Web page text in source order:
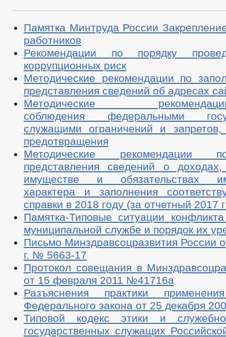
Памятка Минтруда России
работников
Рекомендации по порядку
коррупционных риск
Методические рекомендации по
представления сведений об адресах
Методические рекомендации-
соблюдения федеральными
служащими ограничений и
предотвращения
Методические рекомендации
представления сведений о
имуществе и обязательствах
характера и заполнения
справки в 2018 году (за отчетный 2017
Памятка-Типовые ситуации
муниципальной службе и порядок их
Письмо Минздравсоцразвития России
г. № 5663-17
Протокол совещания в
от 15 февраля 2011 №41716а
Разъяснения практики
Федерального закона от 25 декабря
Типовой кодекс этики и
государственных служащих